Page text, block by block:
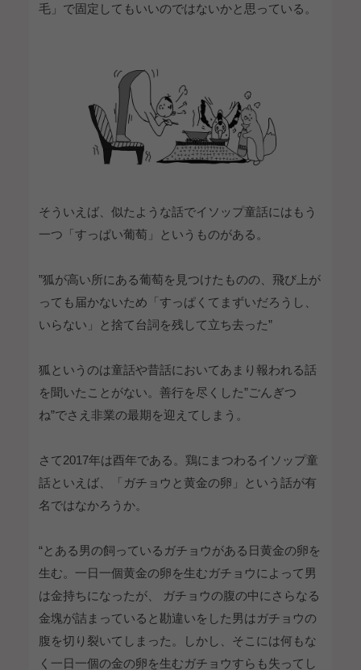
毛」で固定してもいいのではないかと思っている。
そういえば、似たような話でイソップ童話にはもう
一つ「すっぱい葡萄」というものがある。
”狐が高い所にある葡萄を見つけたものの、飛び上が
っても届かないため「すっぱくてまずいだろうし、
いらない」と捨て台詞を残して立ち去った”
狐というのは童話や昔話においてあまり報われる話
を聞いたことがない。善行を尽くした”ごんぎつ
ね”でさえ非業の最期を迎えてしまう。
さて2017年は酉年である。鶏にまつわるイソップ童
話といえば、「ガチョウと黄金の卵」という話が有
名ではなかろうか。
“とある男の飼っているガチョウがある日黄金の卵を
生む。一日一個黄金の卵を生むガチョウによって男
は金持ちになったが、 ガチョウの腹の中にさらなる
金塊が詰まっていると勘違いをした男はガチョウの
腹を切り裂いてしまった。しかし、そこには何もな
く一日一個の金の卵を生むガチョウすらも失ってし